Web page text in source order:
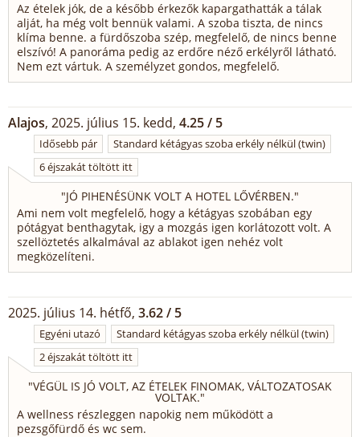
Az ételek jók, de a később érkezők kapargathatták a tálak
alját, ha még volt bennük valami. A szoba tiszta, de nincs
klíma benne. a fürdőszoba szép, megfelelő, de nincs benne
elszívó! A panoráma pedig az erdőre néző erkélyről látható.
Nem ezt vártuk. A személyzet gondos, megfelelő.
Alajos, 2025. július 15. kedd, 4.25 / 5
Idősebb pár
Standard kétágyas szoba erkély nélkül (twin)
6 éjszakát töltött itt
"JÓ PIHENÉSÜNK VOLT A HOTEL LŐVÉRBEN."
Ami nem volt megfelelő, hogy a kétágyas szobában egy
pótágyat benthagytak, igy a mozgás igen korlátozott volt. A
szellöztetés alkalmával az ablakot igen nehéz volt
megközelíteni.
2025. július 14. hétfő, 3.62 / 5
Egyéni utazó
Standard kétágyas szoba erkély nélkül (twin)
2 éjszakát töltött itt
"VÉGÜL IS JÓ VOLT, AZ ÉTELEK FINOMAK, VÁLTOZATOSAK
VOLTAK."
A wellness részleggen napokig nem működött a
pezsgőfürdő és wc sem.